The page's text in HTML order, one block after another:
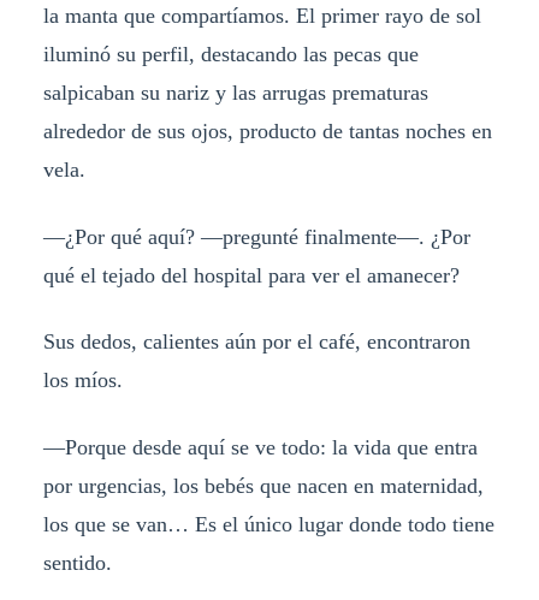
la manta que compartíamos. El primer rayo de sol
iluminó su perfil, destacando las pecas que
salpicaban su nariz y las arrugas prematuras
alrededor de sus ojos, producto de tantas noches en
vela.
—¿Por qué aquí? —pregunté finalmente—. ¿Por
qué el tejado del hospital para ver el amanecer?
Sus dedos, calientes aún por el café, encontraron
los míos.
—Porque desde aquí se ve todo: la vida que entra
por urgencias, los bebés que nacen en maternidad,
los que se van… Es el único lugar donde todo tiene
sentido.